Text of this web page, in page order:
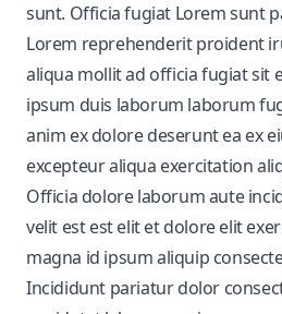
sunt. Officia fugiat Lorem sunt
Lorem reprehenderit proident
aliqua mollit ad officia fugiat sit
ipsum duis laborum laborum
anim ex dolore deserunt ea ex
excepteur aliqua exercitation
Officia dolore laborum aute
velit est est elit et dolore elit
magna id ipsum aliquip
Incididunt pariatur dolor